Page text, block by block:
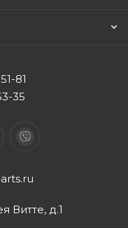
81
35
Витте, д.1